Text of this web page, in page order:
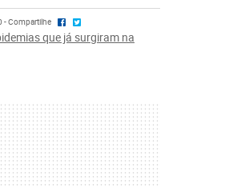
Compartilhe
que já surgiram na